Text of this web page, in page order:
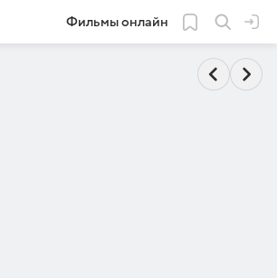
Фильмы онлайн